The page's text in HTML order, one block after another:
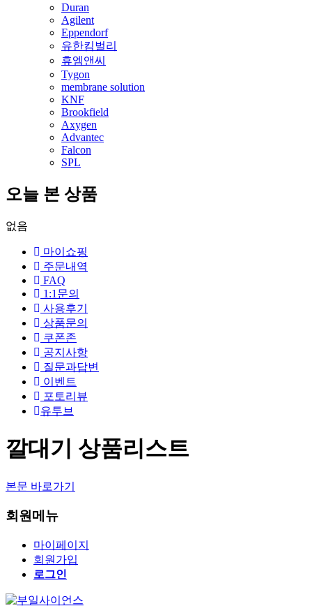
Duran
Agilent
Eppendorf
유한킴벌리
휴엠앤씨
Tygon
membrane solution
KNF
Brookfield
Axygen
Advantec
Falcon
SPL
오늘 본 상품
없음
마이쇼핑
주문내역
FAQ
1:1문의
사용후기
상품문의
쿠폰존
공지사항
질문과답변
이벤트
포토리뷰
유투브
깔대기 상품리스트
본문 바로가기
회원메뉴
마이페이지
회원가입
로그인